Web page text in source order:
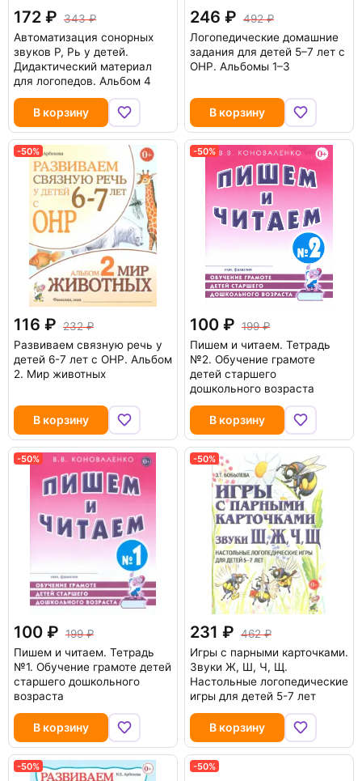
172
343
Автоматизация сонорных
звуков Р, Рь у детей.
Дидактический материал
для логопедов. Альбом 4
В корзину
246
492
Логопедические домашние
задания для детей 5–7 лет с
ОНР. Альбомы 1–3
В корзину
-50%
116
232
Развиваем связную речь у
детей 6-7 лет с ОНР. Альбом
2. Мир животных
В корзину
-50%
100
199
Пишем и читаем. Тетрадь
№2. Обучение грамоте
детей старшего
дошкольного возраста
В корзину
-50%
100
199
Пишем и читаем. Тетрадь
№1. Обучение грамоте детей
старшего дошкольного
возраста
В корзину
-50%
231
462
Игры с парными карточками.
Звуки Ж, Ш, Ч, Щ.
Настольные логопедические
игры для детей 5-7 лет
В корзину
-50% -50%